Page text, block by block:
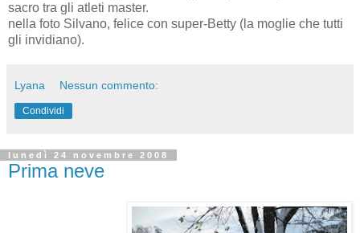
sacro tra gli atleti master.
nella foto Silvano, felice con super-Betty (la moglie che tutti
gli invidiano).
Lyana Nessun commento:
Condividi
lunedì 24 novembre 2008
Prima neve